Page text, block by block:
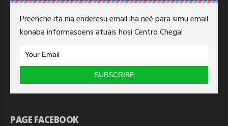
Preenche ita nia enderesu email iha neé para simu email
konaba informasoens atuais hosi Centro Chega!
PAGE FACEBOOK